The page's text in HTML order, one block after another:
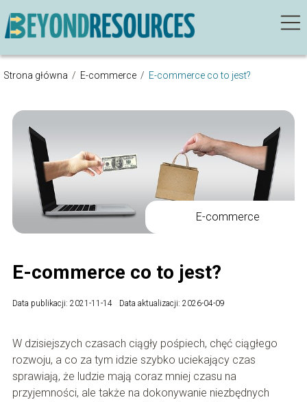
Strona główna / E-commerce / E-commerce co to jest?
E-commerce
E-commerce co to jest?
Data publikacji: 2021-11-14 Data aktualizacji: 2026-04-09
W dzisiejszych czasach ciągły pośpiech, chęć ciągłego
rozwoju, a co za tym idzie szybko uciekający czas
sprawiają, że ludzie mają coraz mniej czasu na
przyjemności, ale także na dokonywanie niezbędnych